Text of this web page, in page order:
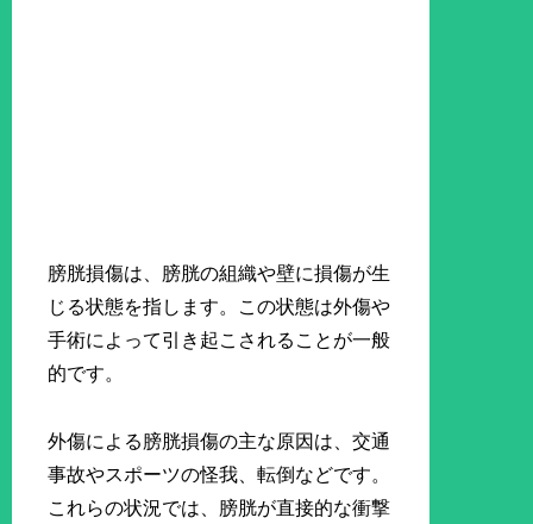
膀胱損傷は、膀胱の組織や壁に損傷が生
じる状態を指します。この状態は外傷や
手術によって引き起こされることが一般
的です。
外傷による膀胱損傷の主な原因は、交通
事故やスポーツの怪我、転倒などです。
これらの状況では、膀胱が直接的な衝撃